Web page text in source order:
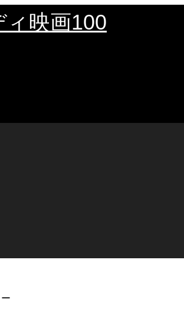
映画100